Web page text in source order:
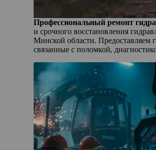
Профессиональный ремонт
и срочного восстановления
Минской области. Предоставляем
связанные с поломкой,